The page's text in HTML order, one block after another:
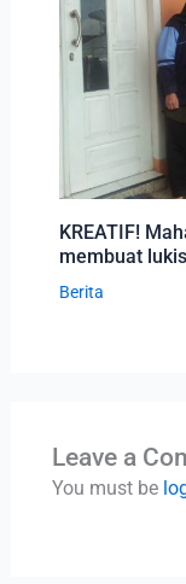
KREATIF!
membuat
Berita
Leave a
You must be